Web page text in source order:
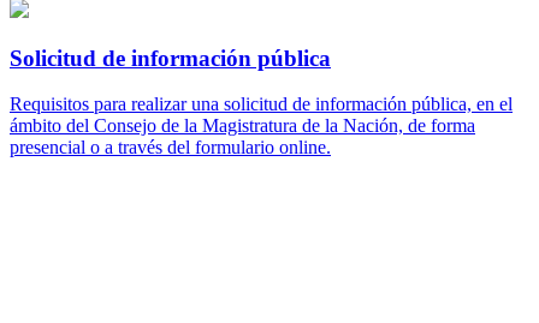
Solicitud de información pública
Requisitos para realizar una solicitud de información pública, en el
ámbito del Consejo de la Magistratura de la Nación, de forma
presencial o a través del formulario online.